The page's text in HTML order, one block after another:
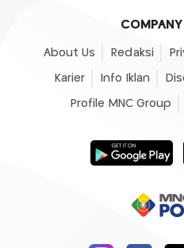
COMPANY
About Us Redaksi
Karier Info Iklan
Profile MNC Group